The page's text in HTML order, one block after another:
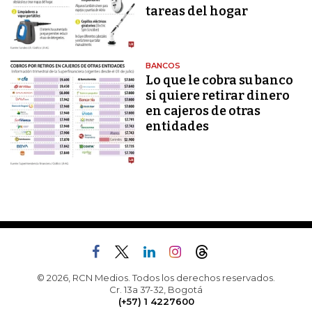
tareas del hogar
BANCOS
Lo que le cobra su banco
si quiere retirar dinero
en cajeros de otras
entidades
© 2026, RCN Medios. Todos los derechos reservados.
Cr. 13a 37-32, Bogotá
(+57) 1 4227600